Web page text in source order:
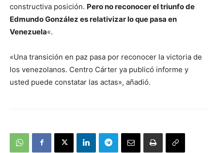
constructiva posición. Pero no reconocer el triunfo de
Edmundo González es relativizar lo que pasa en
Venezuela«.
«Una transición en paz pasa por reconocer la victoria de
los venezolanos. Centro Cárter ya publicó informe y
usted puede constatar las actas», añadió.